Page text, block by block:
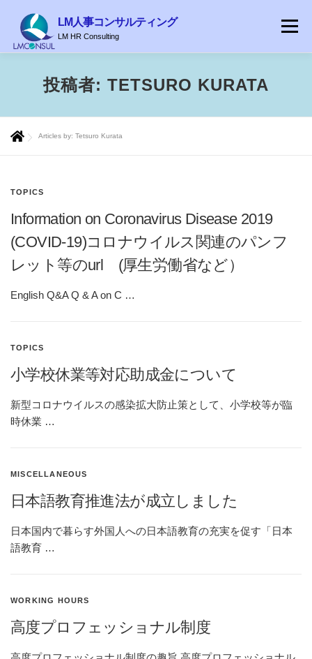
LM人事コンサルティング
LM HR Consulting
メニュ
HOME ABOUT 就業規則 ENGLISH BLOG
投稿者: TETSURO KURATA
Articles by: Tetsuro Kurata
TOPICS
Information on Coronavirus Disease 2019
(COVID-19)コロナウイルス関連のパンフ
レット等のurl (厚生労働省など）
English Q&A Q & A on C …
TOPICS
小学校休業等対応助成金について
新型コロナウイルスの感染拡大防止策として、小学校等が臨
時休業 …
MISCELLANEOUS
日本語教育推進法が成立しました
日本国内で暮らす外国人への日本語教育の充実を促す「日本
語教育 …
WORKING HOURS
高度プロフェッショナル制度